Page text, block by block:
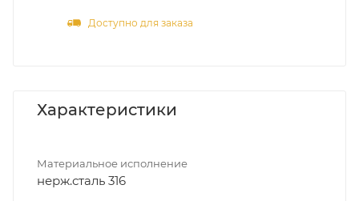
Доступно для заказа
Характеристики
Материальное исполнение
нерж.сталь 316